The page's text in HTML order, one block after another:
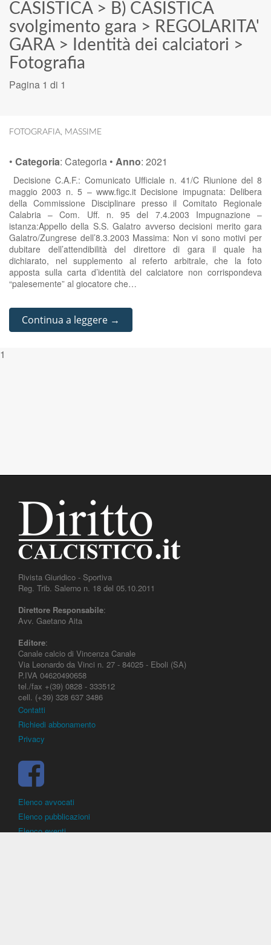
CASISTICA> B) CASISTICA
svolgimento gara > REGOLARITA'
GARA> Identità dei calciatori >
Fotografia
Pagina 1 di 1
FOTOGRAFIA, MASSIME
• Categoria: Categoria • Anno: 2021
Decisione C.A.F.: Comunicato Ufficiale n. 41/C Riunione del 8
maggio 2003 n. 5 – www.figc.it Decisione impugnata: Delibera
della Commissione Disciplinare presso il Comitato Regionale
Calabria – Com. Uff. n. 95 del 7.4.2003 Impugnazione –
istanza:Appello della S.S. Galatro avverso decisioni merito gara
Galatro/Zungrese dell’8.3.2003 Massima: Non vi sono motivi per
dubitare dell’attendibilità del direttore di gara il quale ha
dichiarato, nel supplemento al referto arbitrale, che la foto
apposta sulla carta d’identità del calciatore non corrispondeva
“palesemente” al giocatore che…
Continua a leggere →
1
Rivista Giuridico - Sportiva
Reg. Trib. Salerno n. 18 del 05.10.2011
Direttore Responsabile:
Avv. Gaetano Aita
Editore:
Canale calcio di Vincenza Canale
Via Leonardo da Vinci n. 27 - 84025 - Eboli (SA)
P.IVA 04620490658
tel./fax +(39) 0828 - 333512
cell. (+39) 328 637 3486
Contatti
Richiedi abbonamento
Privacy
Elenco avvocati
Elenco pubblicazioni
Elenco eventi